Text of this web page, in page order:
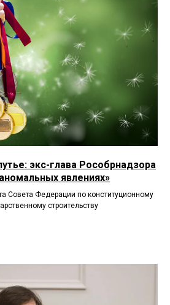
экс-глава Рособрнадзора
явлениях»
Совета Федерации по конституционному
строительству